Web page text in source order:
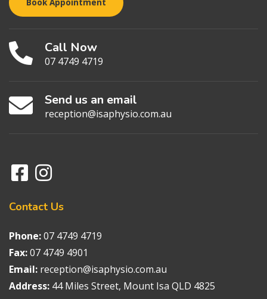
Book Appointment
Call Now
07 4749 4719
Send us an email
reception@isaphysio.com.au
Contact Us
Phone:07 4749 4719
Fax:07 4749 4901
Email: reception@isaphysio.com.au
Address: 44 Miles Street, Mount Isa QLD 4825